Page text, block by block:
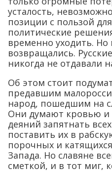
усталость,
позиции с пользой
политические
временно уходить. Но
возвращались.
никогда не отдавали
Об этом стоит
предавшим
народ, пошедшим на
Они думают кровью и
деяний запятнать
поставить их в
порочных и
Запада. Но славяне
сметкой, и в тот миг,